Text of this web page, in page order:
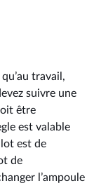
travail,
suivre une
être
est valable
est de
de
l’ampoule